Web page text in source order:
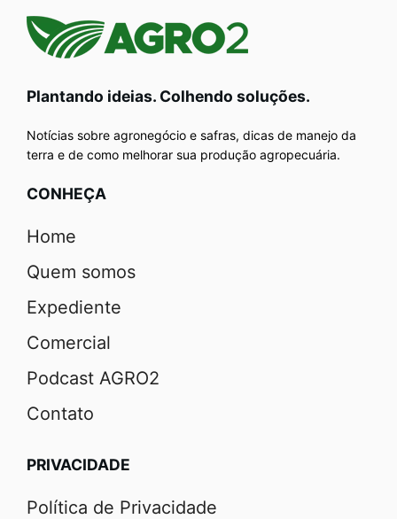
Plantando ideias. Colhendo soluções.
Notícias sobre agronegócio e safras, dicas de manejo da
terra e de como melhorar sua produção agropecuária.
CONHEÇA
Home
Quem somos
Expediente
Comercial
Podcast AGRO2
Contato
PRIVACIDADE
Política de Privacidade